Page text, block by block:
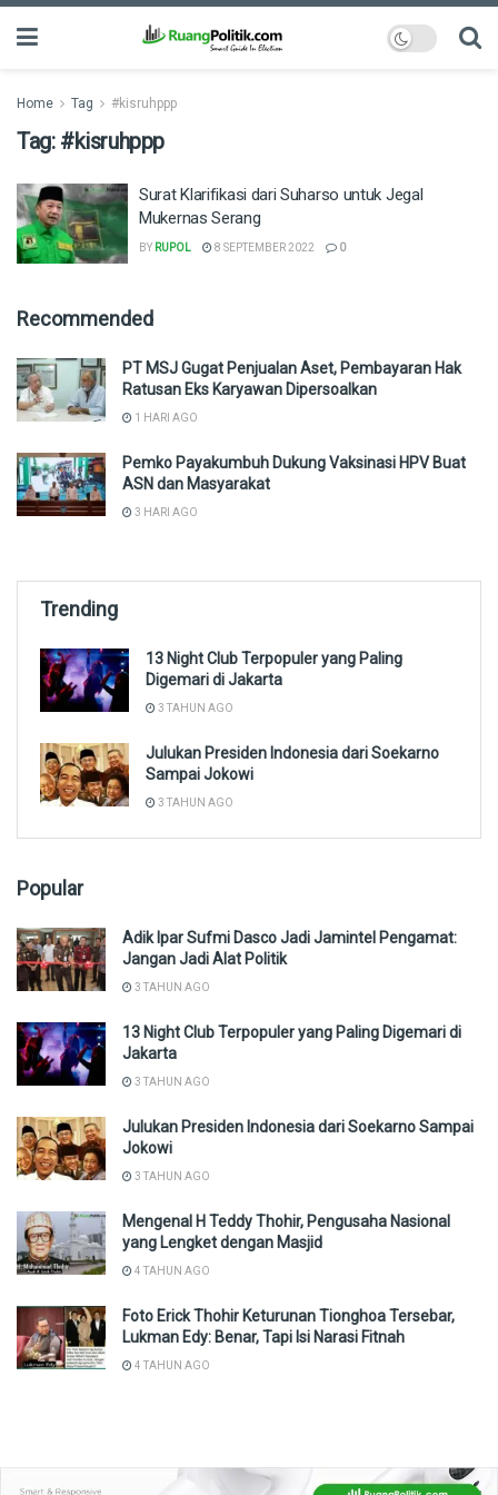
Home Tag #kisruhppp
Tag: #kisruhppp
Surat Klarifikasi dari Suharso untuk Jegal
Mukernas Serang
BY RUPOL 8 SEPTEMBER 2022 0
Recommended
PT MSJ Gugat Penjualan Aset, Pembayaran Hak
Ratusan Eks Karyawan Dipersoalkan
1 HARI AGO
Pemko Payakumbuh Dukung Vaksinasi HPV Buat
ASN dan Masyarakat
3 HARI AGO
Trending
13 Night Club Terpopuler yang Paling
Digemari di Jakarta
3 TAHUN AGO
Julukan Presiden Indonesia dari Soekarno
Sampai Jokowi
3 TAHUN AGO
Popular
Adik Ipar Sufmi Dasco Jadi Jamintel Pengamat:
Jangan Jadi Alat Politik
3 TAHUN AGO
13 Night Club Terpopuler yang Paling Digemari di
Jakarta
3 TAHUN AGO
Julukan Presiden Indonesia dari Soekarno Sampai
Jokowi
3 TAHUN AGO
Mengenal H Teddy Thohir, Pengusaha Nasional
yang Lengket dengan Masjid
4 TAHUN AGO
Foto Erick Thohir Keturunan Tionghoa Tersebar,
Lukman Edy: Benar, Tapi Isi Narasi Fitnah
4 TAHUN AGO